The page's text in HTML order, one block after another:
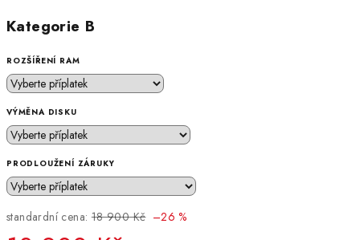
Kategorie B
ROZŠÍŘENÍ RAM
VÝMĚNA DISKU
PRODLOUŽENÍ ZÁRUKY
standardní cena: 18 900 Kč –26 %